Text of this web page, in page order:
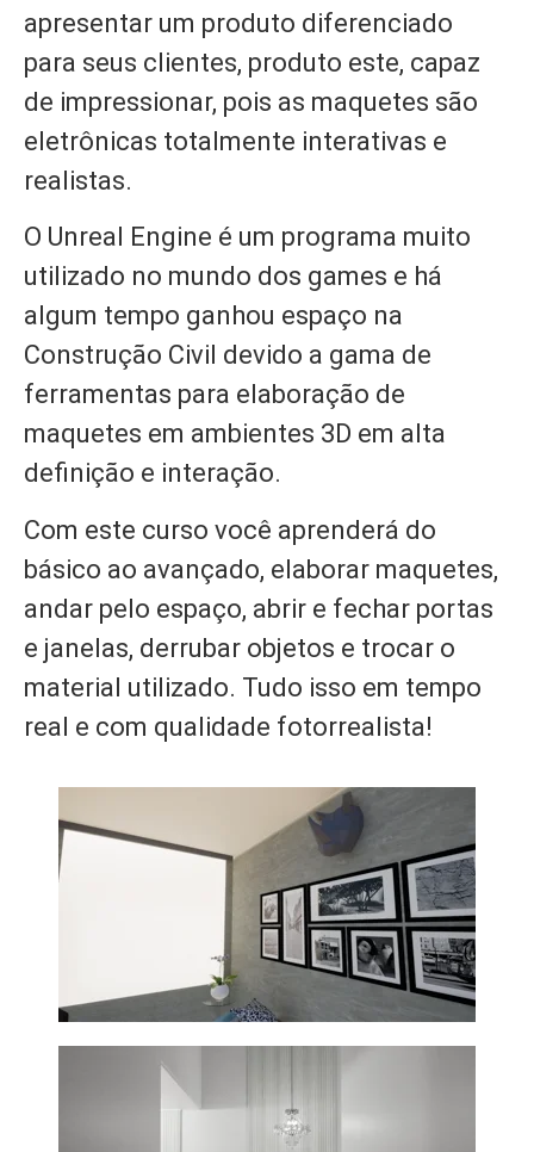
apresentar um produto diferenciado
para seus clientes, produto este, capaz
de impressionar, pois as maquetes são
eletrônicas totalmente interativas e
realistas.
O Unreal Engine é um programa muito
utilizado no mundo dos games e há
algum tempo ganhou espaço na
Construção Civil devido a gama de
ferramentas para elaboração de
maquetes em ambientes 3D em alta
definição e interação.
Com este curso você aprenderá do
básico ao avançado, elaborar maquetes,
andar pelo espaço, abrir e fechar portas
e janelas, derrubar objetos e trocar o
material utilizado. Tudo isso em tempo
real e com qualidade fotorrealista!